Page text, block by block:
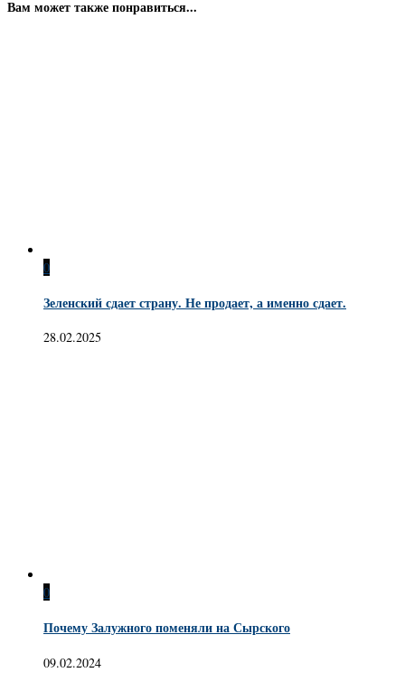
Вам может также понравиться...
0
Зеленский сдает страну. Не продает, а именно сдает.
28.02.2025
0
Почему Залужного поменяли на Сырского
09.02.2024